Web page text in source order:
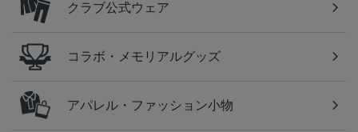
クラブ公式ウェア
コラボ・メモリアルグッズ
アパレル・ファッション小物